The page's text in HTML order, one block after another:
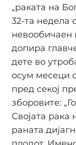
„раката на
32-та недела
невообичаен
допира
дете во
осум месеци
пред секој
зборовите:
Својата рака
раната